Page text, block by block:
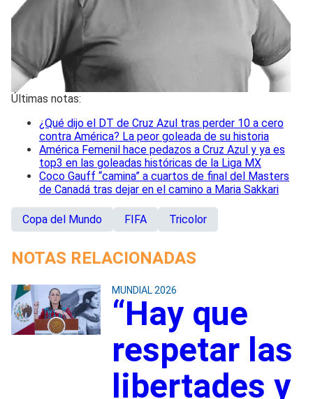
Últimas notas:
¿Qué dijo el DT de Cruz Azul tras perder 10 a cero
contra América? La peor goleada de su historia
América Femenil hace pedazos a Cruz Azul y ya es
top3 en las goleadas históricas de la Liga MX
Coco Gauff “camina” a cuartos de final del Masters
de Canadá tras dejar en el camino a Maria Sakkari
Copa del Mundo FIFA Tricolor
NOTAS RELACIONADAS
MUNDIAL 2026
“Hay que
respetar las
libertades y